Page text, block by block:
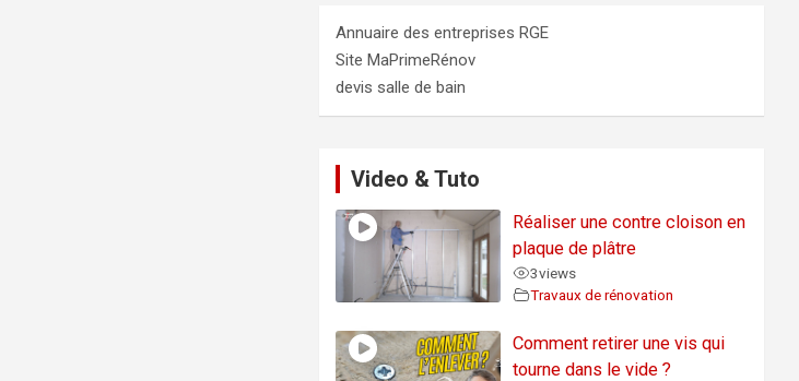
Annuaire des entreprises RGE
Site MaPrimeRénov
devis salle de bain
Video & Tuto
Réaliser une contre cloison en
plaque de plâtre
3views
Travaux de rénovation
Comment retirer une vis qui
tourne dans le vide ?